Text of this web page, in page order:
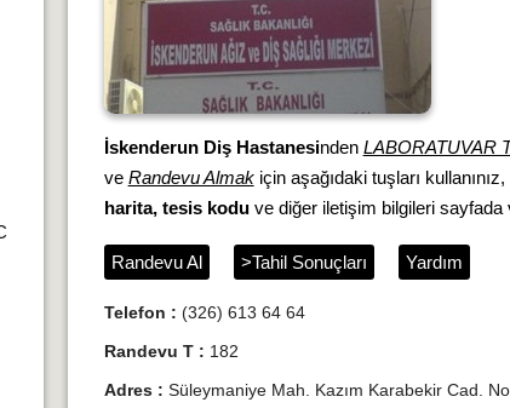
İskenderun Diş Hastanesinden LABORATUVAR
ve Randevu Almakiçin aşağıdaki tuşları
harita, tesis koduve diğer iletişim bilgileri sayfada
Randevu Al >Tahil Sonuçları Yardım
Telefon : (326) 613 64 64
Randevu T : 182
Adres : Süleymaniye Mah. Kazım Karabekir Cad.